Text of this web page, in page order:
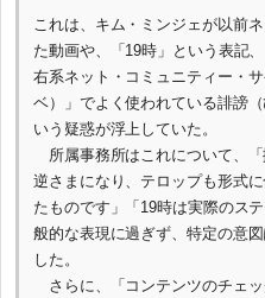
これは、キム・ミンジェが以前
た動画や、「19時」という表記
右系ネット・コミュニティー・
ベ）」でよく使われている誹謗
いう疑惑が浮上していた。
所属事務所はこれについて、
逆さまになり、テロップも形式
たものです」「19時は実際のス
般的な表現に過ぎず、特定の意
した。
さらに、「コンテンツのチェ